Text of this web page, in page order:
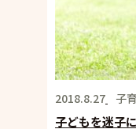
2018.8.27 子
子どもを迷子